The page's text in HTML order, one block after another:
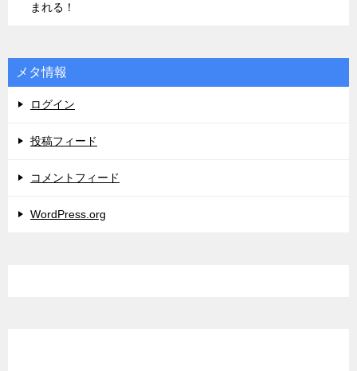
まれる！
メタ情報
ログイン
投稿フィード
コメントフィード
WordPress.org